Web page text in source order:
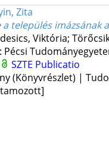
Zita
település imázsának
Viktória;
Pécsi
SZTE Publicatio
(Könyvrészlet) |